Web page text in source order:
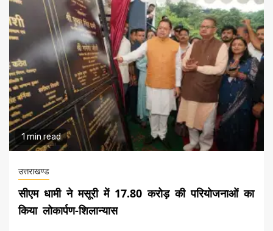
1 min read
उत्तराखण्ड
सीएम धामी ने मसूरी में 17.80 करोड़ की परियोजनाओं का
किया लोकार्पण-शिलान्यास